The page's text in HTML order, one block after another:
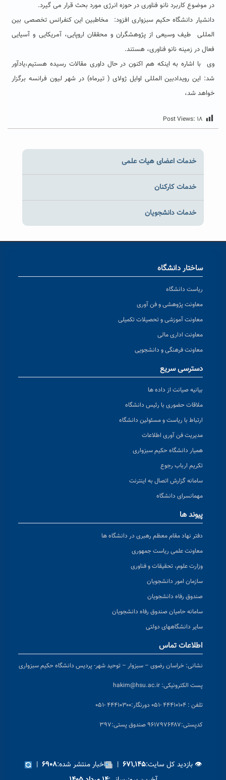
در موضوع کاربرد نانو فناوری در حوزه انرژی مورد بحث قرار می گیرد.
دانشیار دانشگاه حکیم سبزواری افزود: مخاطبین این کنفرانس تخصصی بین
المللی طیف وسیعی از پژوهشگران و محققان اروپایی، آمریکایی و آسیایی
فعال در زمینه نانو فناوری، هستند.
وی با اشاره به اینکه هم اکنون در حال داوری مقالات رسیده هستیم،یادآور
شد: این رویدادبین المللی اوایل ژولای ( تیرماه) در شهر لیون فرانسه برگزار
خواهد شد،
Post Views: ۱۸
خدمات اعضای هیات علمی
خدمات کارکنان
خدمات دانشجویان
ساختار دانشگاه
ریاست دانشگاه
معاونت پژوهشی و فن آوری
معاونت آموزشی و تحصیلات تکمیلی
معاونت اداری مالی
معاونت فرهنگی و دانشجویی
دسترسی سریع
بیانیه صیانت از داده ها
ملاقات حضوری با رئیس دانشگاه
ارتباط با ریاست و مسئولین دانشگاه
مدیریت فن آوری اطلاعات
همیار دانشگاه حکیم سبزواری
تکریم ارباب رجوع
سامانه گزارش اتصال به اینترنت
مهمانسرای دانشگاه
پیوند ها
دفتر نهاد مقام معظم رهبری در دانشگاه ها
معاونت علمی ریاست جمهوری
وزارت علوم، تحقیقات و فناوری
سازمان امور دانشجویان
صندوق رفاه دانشجویان
سامانه حامیان صندوق رفاه دانشجویان
سایر دانشگاههای دولتی
اطلاعات تماس
نشانی: خراسان رضوی – سبزوار – توحید شهر- پردیس دانشگاه حکیم سبزواری
پست الکترونیکی: hakim@hsu.ac.ir
تلفن : ۴۴۴۱۰۱۰۴ -۰۵۱ دورنگار:۴۴۴۱۰۳۰۰ -۰۵۱
کدپستی:۹۶۱۷۹۷۶۴۸۷ صندوق پستی:۳۹۷
👁 بازدید کل سایت:۶۷۱,۱۴۵ | اخبار منتشر شده:۶۹۰۸ |